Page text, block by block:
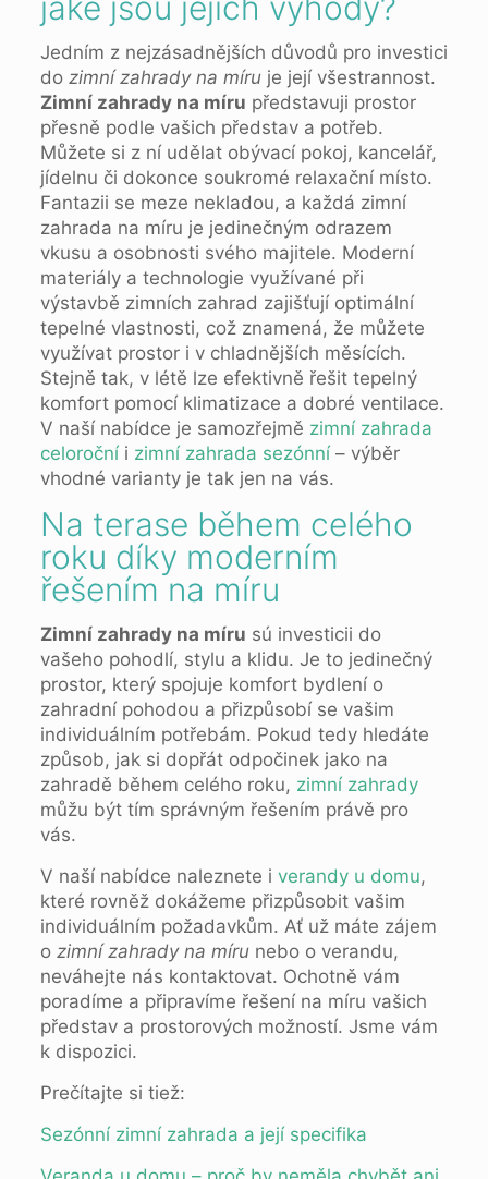
Jedním z nejzásadnějších důvodů pro investici
do zimní zahrady na míruje její všestrannost.
Zimní zahrady na míru představuji prostor
přesně podle vašich představ a potřeb.
Můžete si z ní udělat obývací pokoj, kancelář,
jídelnu či dokonce soukromé relaxační místo.
Fantazii se meze nekladou, a každá zimní
zahrada na míru je jedinečným odrazem
vkusu a osobnosti svého majitele. Moderní
materiály a technologie využívané při
výstavbě zimních zahrad zajišťují optimální
tepelné vlastnosti, což znamená, že můžete
využívat prostor i v chladnějších měsících.
Stejně tak, v létě lze efektivně řešit tepelný
komfort pomocí klimatizace a dobré ventilace.
V naší nabídce je samozřejmě zimní zahrada
celoročníi zimní zahrada sezónní– výběr
vhodné varianty je tak jen na vás.
Na terase během celého
roku díky moderním
řešením na míru
Zimní zahrady na míru sú investicii do
vašeho pohodlí, stylu a klidu. Je to jedinečný
prostor, který spojuje komfort bydlení o
zahradní pohodou a přizpůsobí se vašim
individuálním potřebám. Pokud tedy hledáte
způsob, jak si dopřát odpočinek jako na
zahradě během celého roku, zimní zahrady
můžu být tím správným řešením právě pro
vás.
V naší nabídce naleznete i verandy u domu,
které rovněž dokážeme přizpůsobit vašim
individuálním požadavkům. Ať už máte zájem
o zimní zahrady na míru nebo o verandu,
neváhejte nás kontaktovat. Ochotně vám
poradíme a připravíme řešení na míru vašich
představ a prostorových možností. Jsme vám
k dispozici.
Prečítajte si tiež:
Sezónní zimní zahrada a její specifika